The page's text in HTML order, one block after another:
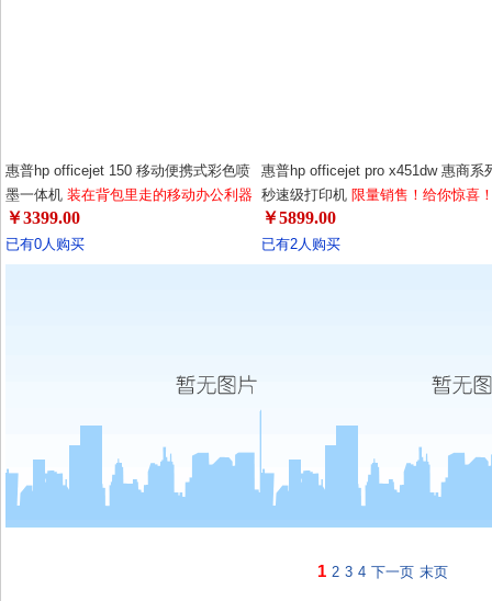
惠普hp officejet 150 移动便携式彩色喷
墨一体机 装在背包里走的移动办公利器
￥3399.00
已有0人购买
惠普hp officejet pro x451dw 惠商系
秒速级打印机 限量销售！给你惊喜
￥5899.00
已有2人购买
1 2 3 4 下一页 末页